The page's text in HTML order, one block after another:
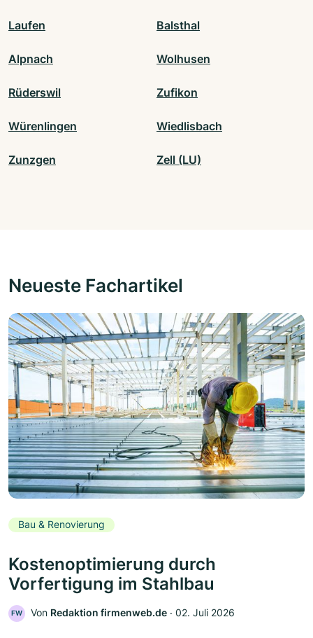
Laufen Balsthal
Alpnach Wolhusen
Rüderswil Zufikon
Würenlingen Wiedlisbach
Zunzgen Zell (LU)
Neueste Fachartikel
Bau & Renovierung
Kostenoptimierung durch
Vorfertigung im Stahlbau
FW Von Redaktion firmenweb.de ‧ 02. Juli 2026